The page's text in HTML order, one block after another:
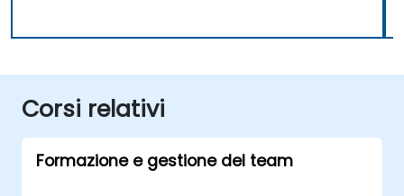
Corsi relativi
Formazione e gestione del team